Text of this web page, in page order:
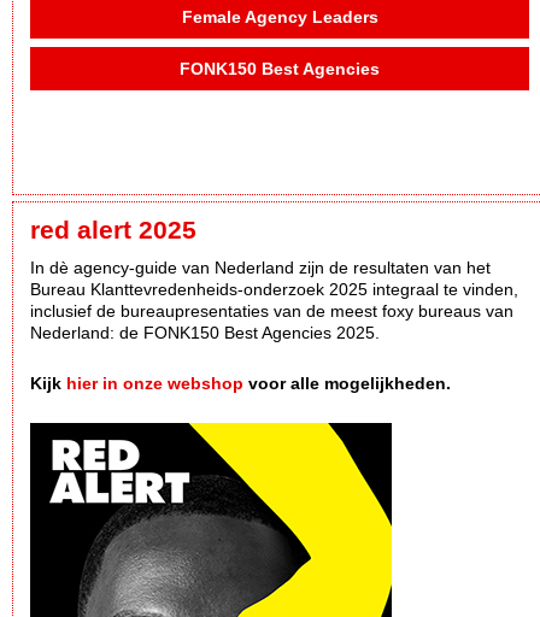
Female Agency Leaders
FONK150 Best Agencies
red alert 2025
In dè agency-guide van Nederland zijn de resultaten van het
Bureau Klanttevredenheids-onderzoek 2025 integraal te vinden,
inclusief de bureaupresentaties van de meest foxy bureaus van
Nederland: de FONK150 Best Agencies 2025.
Kijk hier in onze webshop voor alle mogelijkheden.